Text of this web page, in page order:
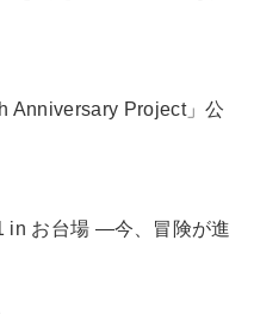
Anniversary Project」公
in お台場 ―今、冒険が進